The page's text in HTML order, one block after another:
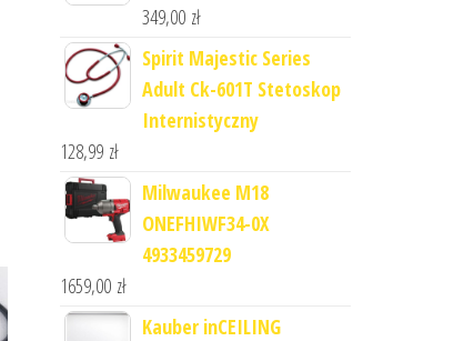
349,00 zł
Spirit Majestic Series
Adult Ck-601T Stetoskop
Internistyczny
128,99 zł
Milwaukee M18
ONEFHIWF34-0X
4933459729
1659,00 zł
Kauber inCEILING